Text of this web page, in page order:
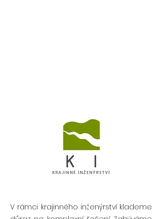
V rámci krajinného inženýrství klademe